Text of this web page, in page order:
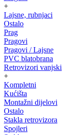
+
Lajsne, rubnjaci
Ostalo
Prag
Pragovi
Pragovi / Lajsne
PVC blatobrana
Retrovizori vanjski
+
Kompletni
Kućišta
Montažni dijelovi
Ostalo
Stakla retrovizora
Spojleri